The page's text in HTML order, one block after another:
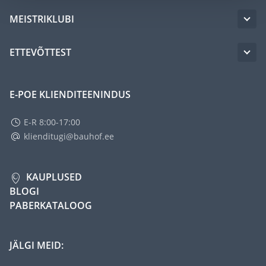
MEISTRIKLUBI
ETTEVÕTTEST
E-POE KLIENDITEENINDUS
E-R 8:00-17:00
klienditugi@bauhof.ee
KAUPLUSED
BLOGI
PABERKATALOOG
JÄLGI MEID: